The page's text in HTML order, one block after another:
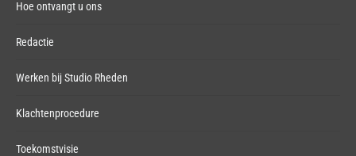
Hoe ontvangt u ons
Redactie
Werken bij Studio Rheden
Klachtenprocedure
Toekomstvisie